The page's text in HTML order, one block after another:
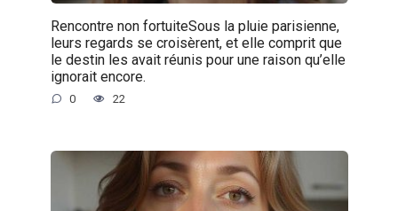
Rencontre non fortuiteSous la pluie parisienne,
leurs regards se croisèrent, et elle comprit que
le destin les avait réunis pour une raison qu’elle
ignorait encore.
0 22